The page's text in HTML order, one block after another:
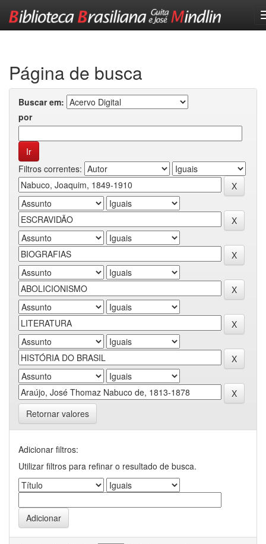
Página de busca
Buscar em:
por
Filtros correntes:
Retornar valores
Adicionar filtros:
Utilizar filtros para refinar o resultado de busca.